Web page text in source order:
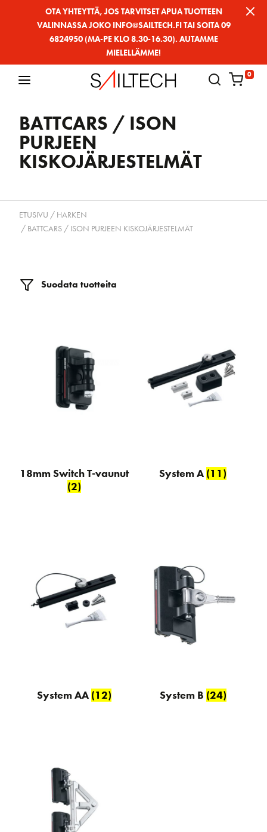
OTA YHTEYTTÄ, JOS TARVITSET APUA TUOTTEEN
VALINNASSA JOKO INFO@SAILTECH.FI TAI SOITA 09
6824950 (MA-PE KLO 8.30-16.30). AUTAMME
MIELELLÄMME!
0
BATTCARS / ISON
PURJEEN
KISKOJÄRJESTELMÄT
ETUSIVU / HARKEN
/ BATTCARS / ISON PURJEEN KISKOJÄRJESTELMÄT
Suodata tuotteita
18mm Switch T-vaunut
(2)
System A (11)
System AA (12) System B (24)